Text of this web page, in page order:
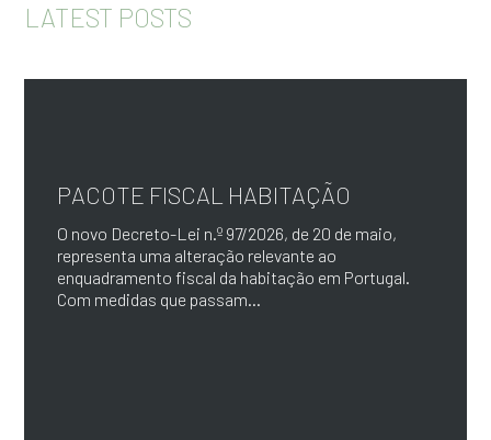
LATEST POSTS
PACOTE FISCAL HABITAÇÃO
O novo Decreto-Lei n.º 97/2026, de 20 de maio,
representa uma alteração relevante ao
enquadramento fiscal da habitação em Portugal.
Com medidas que passam...